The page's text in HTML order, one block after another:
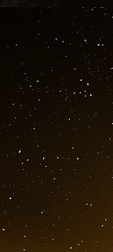
QG des
de pouvoir
maths
puis
associés,
(ils seront
entendu
capital, 7
Niel admet
mois sur
A